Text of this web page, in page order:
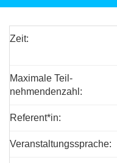
Zeit:
Maximale Teil­
nehmenden­zahl:
Referent*in:
Veranstaltungssprache: